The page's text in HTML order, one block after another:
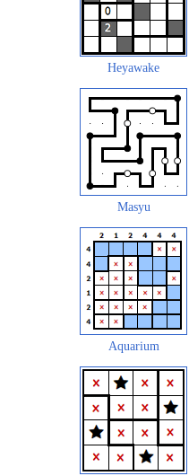
Heyawake
Masyu
Aquarium